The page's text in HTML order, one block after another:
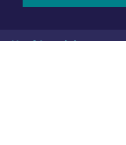
Hoofdvestiging: